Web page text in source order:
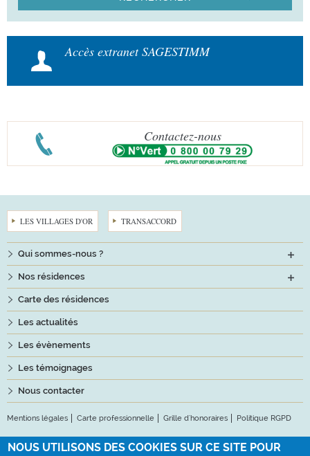
Accès extranet SAGESTIMM
Contactez-nous
LES VILLAGES D'OR TRANSACCORD
Qui sommes-nous ?
Nos résidences
Carte des résidences
Les actualités
Les évènements
Les témoignages
Nous contacter
Mentions légales Carte professionnelle Grille d'honoraires Politique RGPD
Suivez-nous
NOUS UTILISONS DES COOKIES SUR CE SITE POUR